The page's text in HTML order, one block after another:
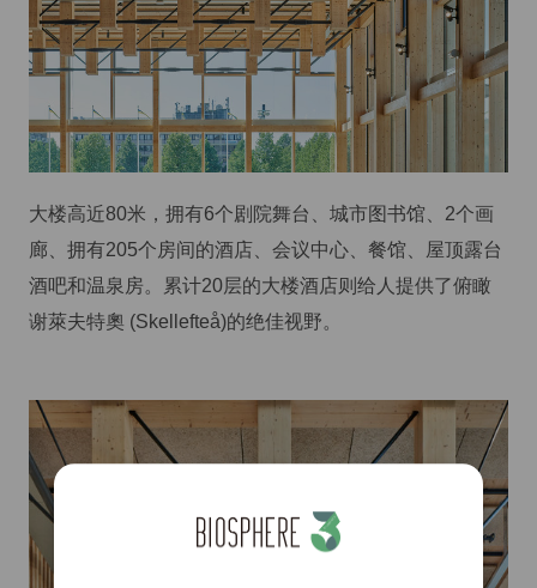
大楼高近80米，拥有6个剧院舞台、城市图书馆、2个画
廊、拥有205个房间的酒店、会议中心、餐馆、屋顶露台
酒吧和温泉房。累计20层的大楼酒店则给人提供了俯瞰
谢萊夫特奧 (Skellefteå)的绝佳视野。